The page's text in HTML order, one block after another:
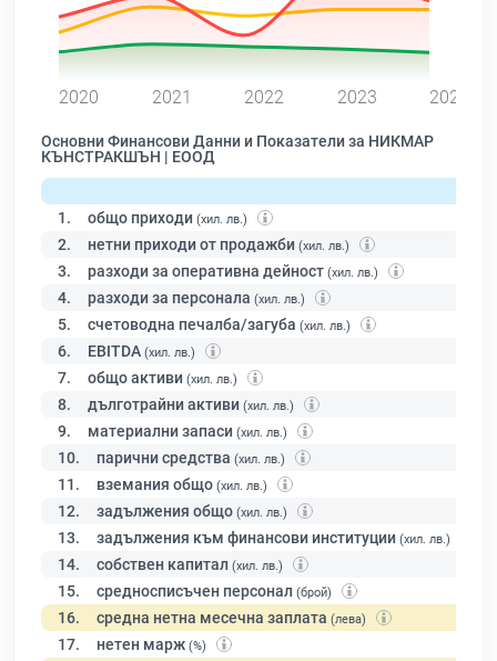
2020 2021 2022 2023 2024
Основни Финансови Данни и Показатели за НИКМАР
КЪНСТРАКШЪН | ЕООД
1. общо приходи (хил. лв.)
2. нетни приходи от продажби (хил. лв.)
3. разходи за оперативна дейност (хил. лв.)
4. разходи за персонала (хил. лв.)
5. счетоводна печалба/загуба (хил. лв.)
6. EBITDA (хил. лв.)
7. общо активи (хил. лв.)
8. дълготрайни активи (хил. лв.)
9. материални запаси (хил. лв.)
10. парични средства (хил. лв.)
11. вземания общо (хил. лв.)
12. задължения общо (хил. лв.)
13. задължения към финансови институции (хил. лв.)
14. собствен капитал (хил. лв.)
15. средносписъчен персонал (брой)
16. средна нетна месечна заплата (лева)
17. нетен марж (%)